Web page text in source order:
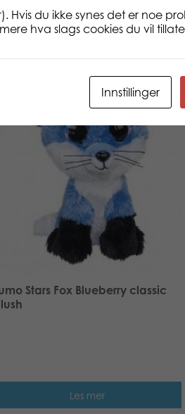
Stars Fox Blueberry classic
Les mer
Hvis du ikke synes det er noe
hva slags cookies du vil
Innstillinger